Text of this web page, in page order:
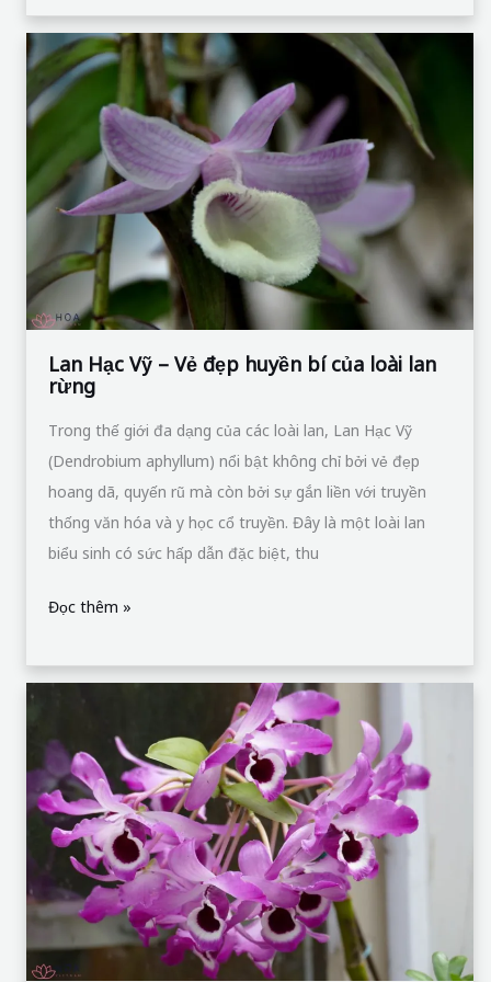
Lan Hạc Vỹ – Vẻ đẹp huyền bí của loài lan
rừng
Trong thế giới đa dạng của các loài lan, Lan Hạc Vỹ
(Dendrobium aphyllum) nổi bật không chỉ bởi vẻ đẹp
hoang dã, quyến rũ mà còn bởi sự gắn liền với truyền
thống văn hóa và y học cổ truyền. Đây là một loài lan
biểu sinh có sức hấp dẫn đặc biệt, thu
Lan
Hạc
Vỹ
Vẻ
đẹp
bí
của
loài
lan
rừng
Đọc thêm »
Gà
–
Biểu
Tượng
Quyến
Rũ
Của
Thế